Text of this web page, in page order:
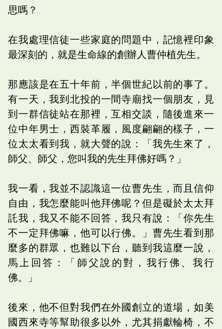
思嗎？
在我處理信徒一些家庭的問題中，記憶裡印象
最深刻的，就是生命線的創辦人曹仲植先生。
那應該是在五十年前，半個世紀以前的事了。
有一天，我到北投的一間寺廟找一個朋友，見
到一群信徒站在那裡，互相交談，隨後進來一
位中年男士，西裝革履，風度翩翩的樣子，一
位太太看到我，就大聲的說：「我先生來了，
師父、師父，您叫我的先生拜佛好嗎？」
我一看，我並不認識這一位曹先生，而且信仰
自由，我怎麼能叫他拜佛呢？但是礙於太太拜
託我，我又不能不回答，我只有說：「你先生
不一定拜佛嘛，他可以行佛。」曹先生看到那
麼多的群眾，也難以下台，聽到我這麼一說，
馬上回答：「師父說的對，我行佛、我行
佛。」
後來，他不但對我們在外國創立的道場，如美
國西來寺等幫助很多以外，尤其捐獻輪椅，不